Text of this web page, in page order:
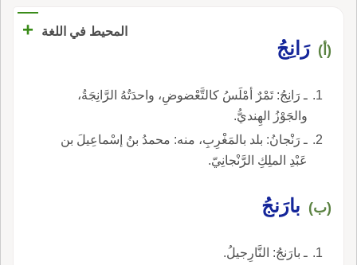
المحيط في اللغة +
(أ) رَانِجُ
ـ رَانِجُ: تَمْرٌ أمْلَسُ كالتَّعْضوضِ، واحدَتُهُ الرَّانِجَةُ،
والجَوْزُ الهِنديُّ.
ـ رَنْجانُ: بلد بالمَغْرِبِ، منه: محمدُ بنُ إسْماعِيلَ بن
عَبْدِ الملِكِ الرَّنْجانِيّ.
(ب) بارَنجُ
ـ بارَنجُ: النَّارِجيلُ.